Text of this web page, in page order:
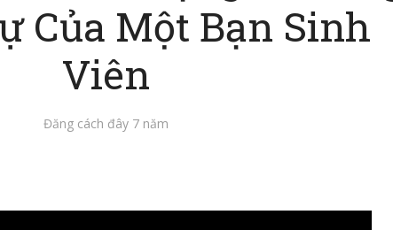
Của Một Bạn Sinh
Viên
Đăng cách đây 7 năm